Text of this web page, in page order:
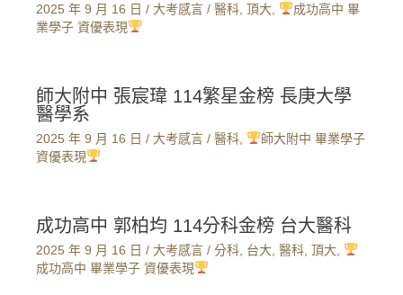
2025 年 9 月 16 日 / 大考感言 / 醫科 頂大
成功高中 畢
業學子 資優表現
師大附中 張宸瑋 114繁星金榜 長庚大學
醫學系
2025 年 9 月 16 日 / 大考感言 / 醫科
師大附中 畢業學子
資優表現
成功高中 郭柏均 114分科金榜 台大醫科
2025 年 9 月 16 日 / 大考感言 / 分科 台大 醫科 頂大
成功高中 畢業學子 資優表現